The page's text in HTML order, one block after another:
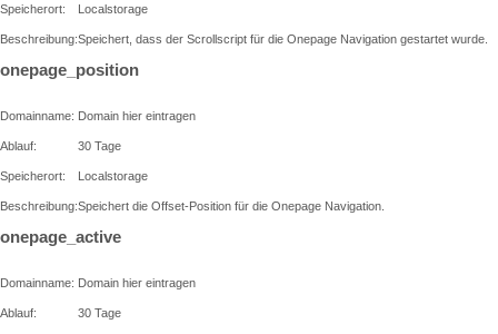
Speicherort: Localstorage
Beschreibung:Speichert, dass der Scrollscript für die Onepage Navigation gestartet wurde.
onepage_position
Domainname: Domain hier eintragen
Ablauf: 30 Tage
Speicherort: Localstorage
Beschreibung:Speichert die Offset-Position für die Onepage Navigation.
onepage_active
Domainname: Domain hier eintragen
Ablauf: 30 Tage